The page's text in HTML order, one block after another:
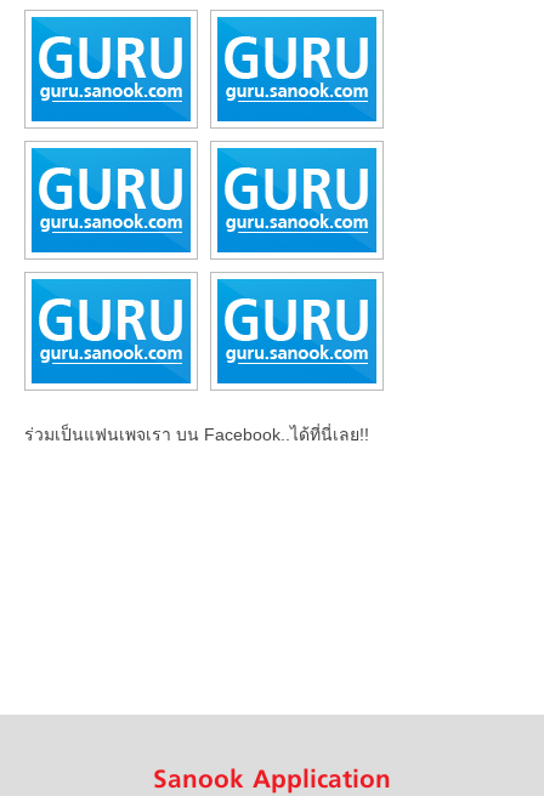
ร่วมเป็นแฟนเพจเรา บน Facebook..ได้ที่นี่เลย!!
Sanook Application